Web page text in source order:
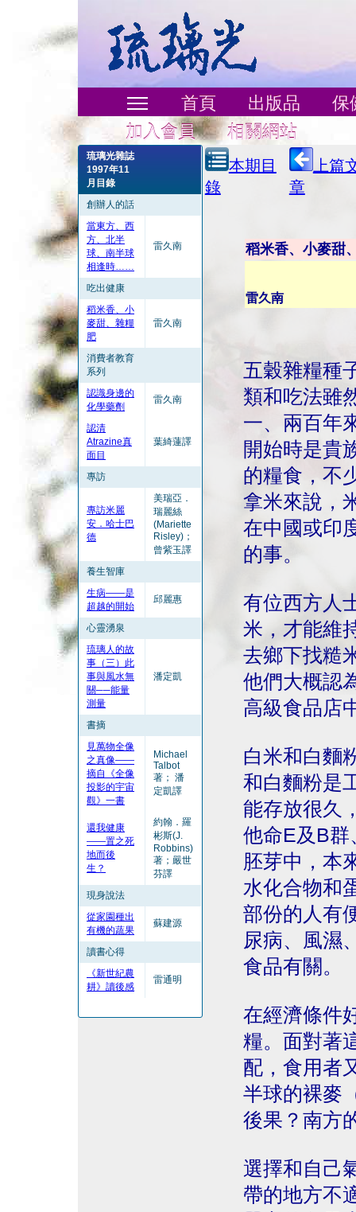
首頁 出版品
保
加入會員
相關網站
琉璃光雜誌
1997年11
月目錄
創辦人的話
當東方、西
方、北半
球、南半球
相逢時……
雷久南
吃出健康
稻米香、小
麥甜、雜糧
肥
雷久南
消費者教育
系列
認識身邊的
化學藥劑
雷久南
認清
Atrazine真
面目
葉綺蓮譯
專訪
專訪米麗
安．哈士巴
德
美瑞亞．
瑞麗絲
(Mariette
Risley)；
曾紫玉譯
養生智庫
生病——是
超越的開始
邱麗惠
心靈湧泉
琉璃人的故
事（三）此
事與風水無
關──能量
測量
潘定凱
書摘
見萬物全像
之真像——
摘自《全像
投影的宇宙
觀》一書
Michael
Talbot
著； 潘
定凱譯
還我健康
——置之死
地而後
生？
約翰．羅
彬斯(J.
Robbins)
著；嚴世
芬譯
現身說法
從家園種出
有機的蔬果
蘇建源
讀書心得
《新世紀農
耕》讀後感
雷通明
本期目
錄
上篇
章
稻米香、小麥甜
雷久南
五穀雜糧種
類和吃法雖
一、兩百年
開始時是貴
的糧食，不
拿米來說，
在中國或印
的事。
有位西方人
米，才能維
去鄉下找糙
他們大概認
高級食品店
白米和白麵
和白麵粉是
能存放很久
他命E及B群
胚芽中，本
水化合物和
部份的人有
尿病、風濕
食品有關。
在經濟條件
糧。面對著
配，食用者
半球的裸麥
後果？南方
選擇和自己
帶的地方不